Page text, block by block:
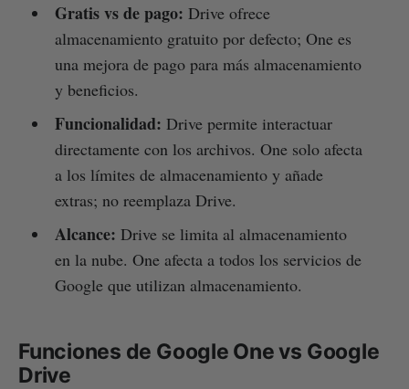
Gratis vs de pago: Drive ofrece
almacenamiento gratuito por defecto; One es
una mejora de pago para más almacenamiento
y beneficios.
Funcionalidad: Drive permite interactuar
directamente con los archivos. One solo afecta
a los límites de almacenamiento y añade
extras; no reemplaza Drive.
Alcance: Drive se limita al almacenamiento
en la nube. One afecta a todos los servicios de
Google que utilizan almacenamiento.
Funciones de Google One vs Google
Drive